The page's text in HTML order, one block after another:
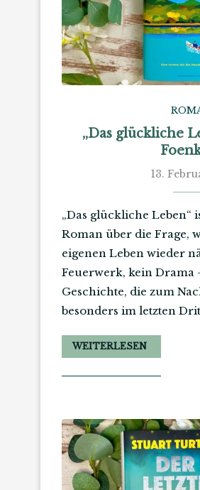
„Das glückliche
13.
„Das glückliche Leben“
Roman über die Frage,
eigenen Leben wieder
Feuerwerk, kein Drama
Geschichte, die zum
besonders im letzten
WEITERLESEN